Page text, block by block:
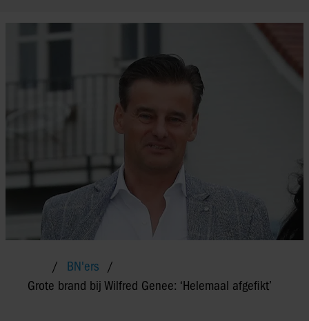
BN'ers
Grote brand bij Wilfred Genee: ‘Helemaal afgefikt’